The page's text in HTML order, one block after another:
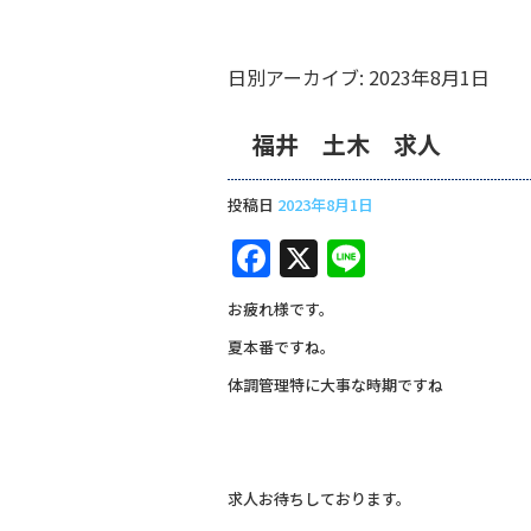
日別アーカイブ: 2023年8月1日
福井 土木 求人
投稿日 2023年8月1日
F
a
c
e
b
o
X
お疲れ様です。
夏本番ですね。
体調管理特に大事な時期ですね
求人お待ちしております。